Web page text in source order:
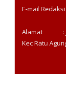
E-mail
Alamat : Jln
Kec Ratu